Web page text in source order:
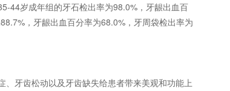
44岁成年组的牙石检出率为98.0%，牙龈出血百
，牙龈出血百分率为68.0%，牙周袋检出率为
牙齿松动以及牙齿缺失给患者带来美观和功能上